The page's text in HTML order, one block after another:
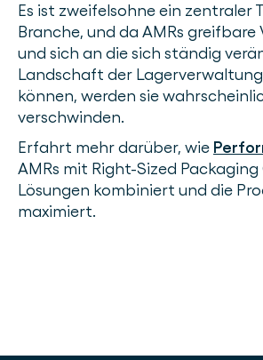
Es ist zweifelsohne ein zentraler
Branche, und da AMRs
und sich an die sich ständig
Landschaft der
können, werden sie
verschwinden.
Erfahrt mehr darüber, wie
AMRs mit Right-Sized
Lösungen kombiniert und die
maximiert.